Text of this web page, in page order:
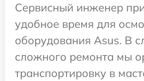
Сервисный инженер
удобное время для
оборудования Asus. В
сложного ремонта мы
транспортировку в